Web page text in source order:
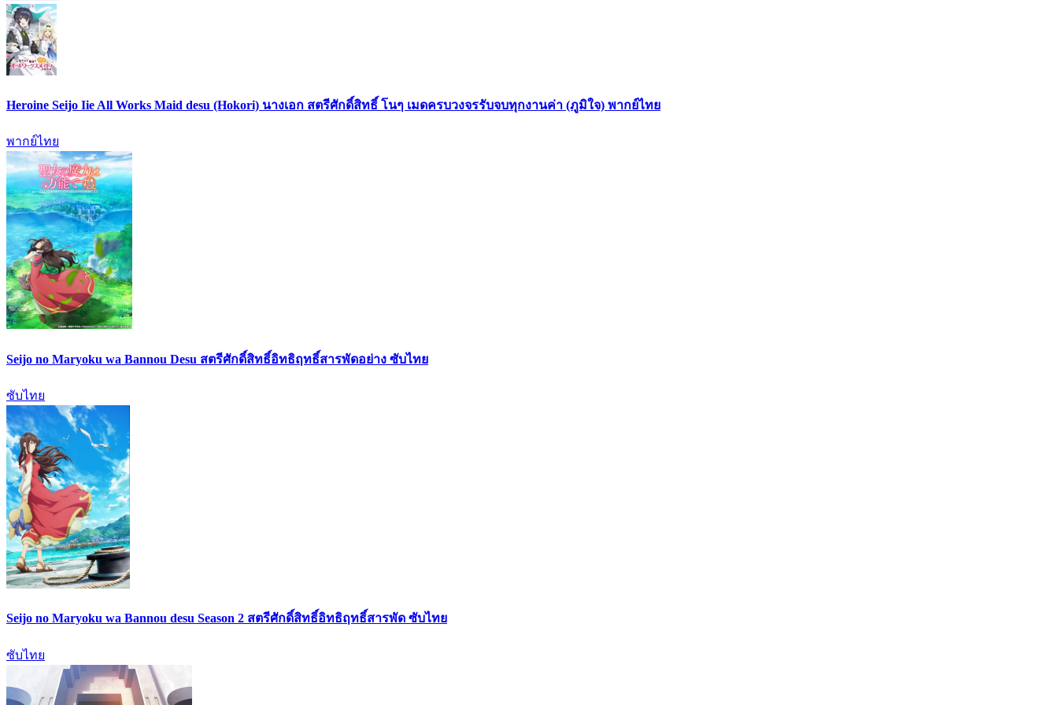
Heroine Seijo Iie All Works Maid desu (Hokori) นางเอก สตรีศักดิ์สิทธิ์ โนๆ เมดครบวงจรรับจบทุกงานค่า (ภูมิใจ) พากย์ไทย
พากย์ไทย
Seijo no Maryoku wa Bannou Desu สตรีศักดิ์สิทธิ์อิทธิฤทธิ์สารพัดอย่าง ซับไทย
ซับไทย
Seijo no Maryoku wa Bannou desu Season 2 สตรีศักดิ์สิทธิ์อิทธิฤทธิ์สารพัด ซับไทย
ซับไทย